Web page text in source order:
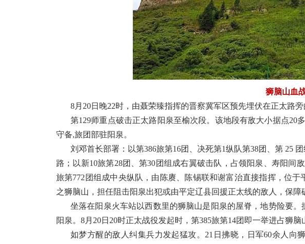
狮脑山血
8月20日晚22时，由聂荣臻指挥的晋察冀军区预先埋伏在正太路
第129师重点破击正太路阳泉至榆次段。该地段有敌大小据点20
守备,旅团部驻阳泉。
刘邓首长部署：以第386旅第16团、决死第1纵队第38团、第 25
路；以新10旅第28团、第30团组成右翼破击队，占领阳泉、寿阳间
旅第772团组成中央纵队，由陈赓、陈锡联和谢富治直接指挥，位
之狮脑山，担任阻击阳泉出犯或由平定辽县回援正太线的敌人，保障
坐落在阳泉火车站以西数里的狮脑山是阳泉的屋脊，地势险要
阳泉。8月20日20时正太战役发起时，第385旅第14团即一举进占狮脑
如梦方醒的敌人纠集兵力发起猛攻。21日拂晓，日军60余人向